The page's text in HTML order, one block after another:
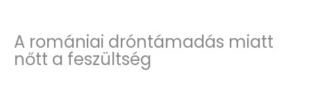
A romániai dróntámadás miatt
nőtt a feszültség